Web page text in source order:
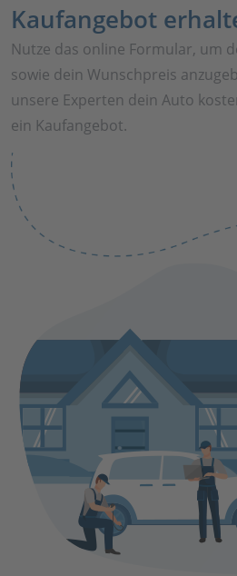
Kaufangebot
Nutze das online Formular, um
sowie dein Wunschpreis
unsere Experten dein Auto
ein Kaufangebot.